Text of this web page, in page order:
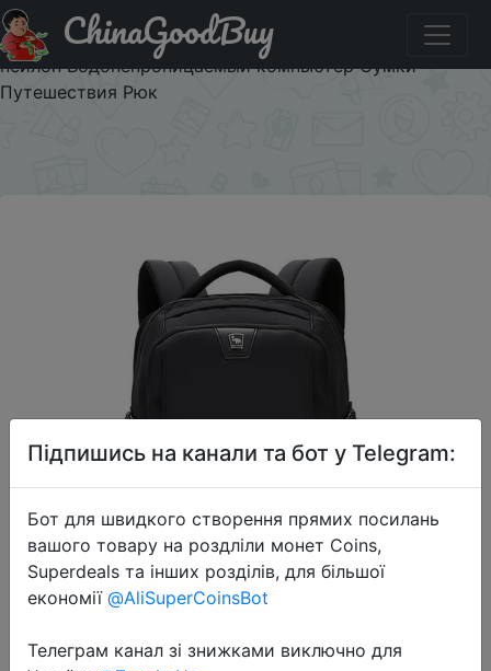
Придбати по знижці $1/15 OIWAS 14-дюймовый ноутбук
рюкзак Многофункциональный бизнес сумка Мужчины
нейлон Водонепроницаемый компьютер Сумки
Путешествия Рюк
ChinaGoodBuy
Підпишись на канали та бот у Telegram:
Бот для швидкого створення прямих посилань
вашого товару на роздліли монет Coins,
Superdeals та інших розділів, для більшої
економії @AliSuperCoinsBot
Телеграм канал зі знижками виключно для